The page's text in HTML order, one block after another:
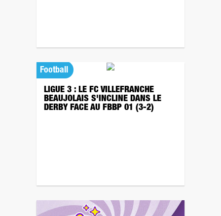
Football
LIGUE 3 : LE FC VILLEFRANCHE
BEAUJOLAIS S'INCLINE DANS LE
DERBY FACE AU FBBP 01 (3-2)